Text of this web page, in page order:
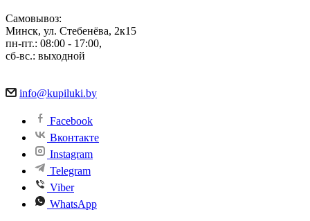
Самовывоз:
Минск, ул. Стебенёва, 2к15
пн-пт.: 08:00 - 17:00,
сб-вс.: выходной
info@kupiluki.by
Facebook
Вконтакте
Instagram
Telegram
Viber
WhatsApp